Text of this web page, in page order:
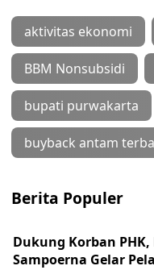
aktivitas ekonomi
BBM Nonsubsidi
bupati purwakarta
buyback antam
Berita Populer
Dukung Korban
Sampoerna Gelar